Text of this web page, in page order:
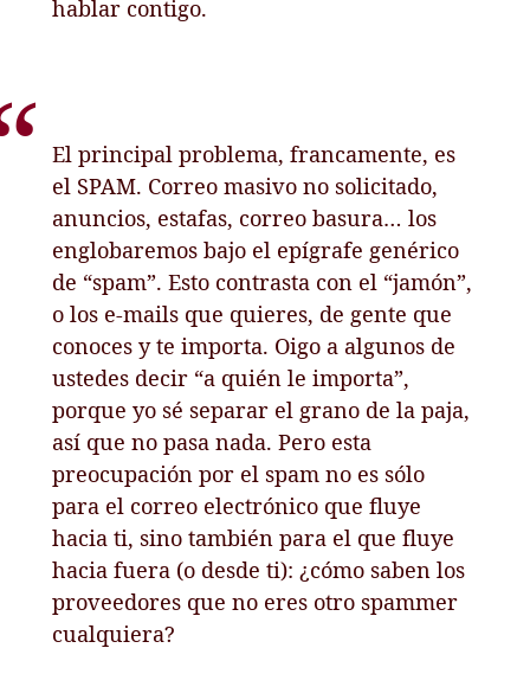
hablar contigo.
El principal problema, francamente, es
el SPAM. Correo masivo no solicitado,
anuncios, estafas, correo basura… los
englobaremos bajo el epígrafe genérico
de “spam”. Esto contrasta con el “jamón”,
o los e-mails que quieres, de gente que
conoces y te importa. Oigo a algunos de
ustedes decir “a quién le importa”,
porque yo sé separar el grano de la paja,
así que no pasa nada. Pero esta
preocupación por el spam no es sólo
para el correo electrónico que fluye
hacia ti, sino también para el que fluye
hacia fuera (o desde ti): ¿cómo saben los
proveedores que no eres otro spammer
cualquiera?